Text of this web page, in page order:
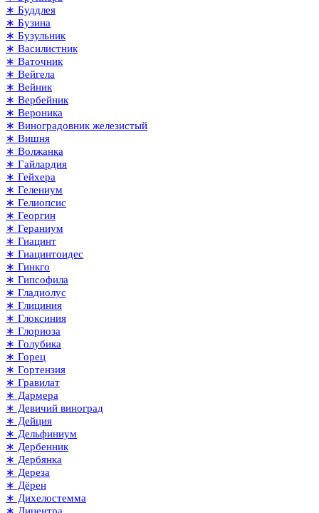
∗ Буддлея
∗ Бузина
∗ Бузульник
∗ Василистник
∗ Ваточник
∗ Вейгела
∗ Вейник
∗ Вербейник
∗ Вероника
∗ Виноградовник железистый
∗ Вишня
∗ Волжанка
∗ Гайлардия
∗ Гейхера
∗ Гелениум
∗ Гелиопсис
∗ Георгин
∗ Гераниум
∗ Гиацинт
∗ Гиацинтоидес
∗ Гинкго
∗ Гипсофила
∗ Гладиолус
∗ Глициния
∗ Глоксиния
∗ Глориоза
∗ Голубика
∗ Горец
∗ Гортензия
∗ Гравилат
∗ Дармера
∗ Девичий виноград
∗ Дейция
∗ Дельфиниум
∗ Дербенник
∗ Дербянка
∗ Дереза
∗ Дёрен
∗ Дихелостемма